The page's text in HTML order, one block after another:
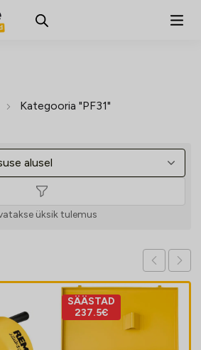
Kategooria "PF31"
üksik tulemus
SÄÄSTAD
237.5€